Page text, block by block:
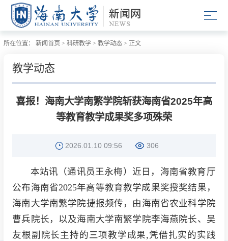
所在位置： 新闻首页 > 科研教学 > 教学动态 > 正文
教学动态
喜报！海南大学南繁学院斩获海南省2025年高
等教育教学成果奖多项殊荣
2026.01.10 09:56 306
本站讯（通讯员王永梅）近日，海南省教育厅
公布海南省2025年高等教育教学成果奖授奖结果，
海南大学南繁学院捷报频传，由海南省农业科学院
曹兵院长，以及海南大学南繁学院李海燕院长、吴
友根副院长主持的三项教学成果,凭借扎实的实践